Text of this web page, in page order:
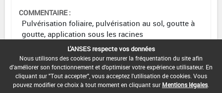
COMMENTAIRE :
Pulvérisation foliaire, pulvérisation au sol, goutte à
goutte, application sous les racines
Cultures légumières
L'ANSES respecte vos données
Nous utilisons des cookies pour mesurer la fréquentation du site afin
d'améliorer son fonctionnement et d'optimiser votre expérience utilisateur. En
cliquant sur "Tout accepter", vous acceptez l'utilisation de cookies. Vous
pouvez modifier ce choix à tout moment en cliquant sur Mentions légales